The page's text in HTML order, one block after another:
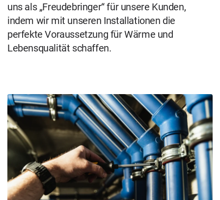
uns als „Freudebringer“ für unsere Kunden,
indem wir mit unseren Installationen die
perfekte Voraussetzung für Wärme und
Lebensqualität schaffen.